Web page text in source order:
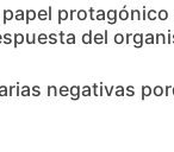
protagónico
del
negativas